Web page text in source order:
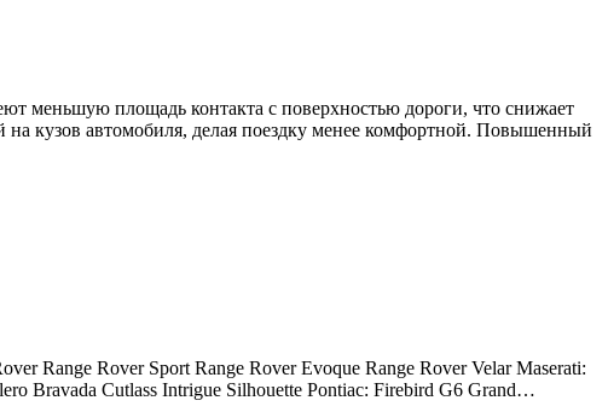
меньшую площадь контакта с поверхностью дороги, что снижает
кузов автомобиля, делая поездку менее комфортной. Повышенный
Range Rover Sport Range Rover Evoque Range Rover Velar Maserati:
Bravada Cutlass Intrigue Silhouette Pontiac: Firebird G6 Grand…